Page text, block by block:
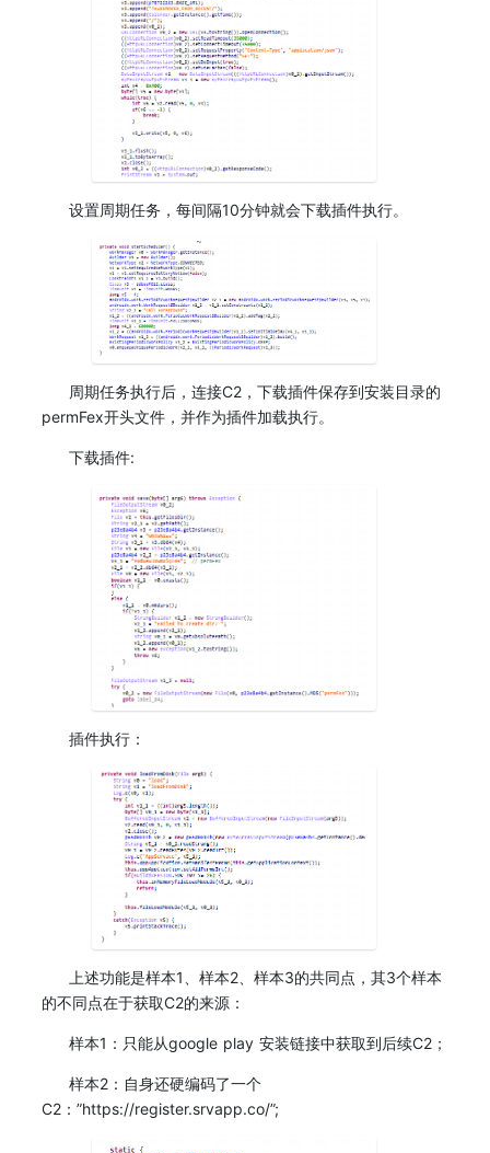
设置周期任务，每间隔10分钟就会下载插件执行。
周期任务执行后，连接C2，下载插件保存到安装目录的
permFex开头文件，并作为插件加载执行。
下载插件:
插件执行：
上述功能是样本1、样本2、样本3的共同点，其3个样本
的不同点在于获取C2的来源：
样本1：只能从google play 安装链接中获取到后续C2；
样本2：自身还硬编码了一个
C2：”https://register.srvapp.co/”;